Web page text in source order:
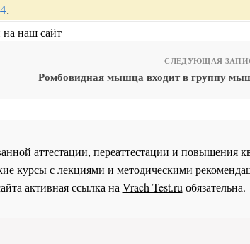
.
на наш сайт
СЛЕДУЮЩАЯ
Ромбовидная мышца входит в группу
аттестации, переаттестации и повышения
курсы с лекциями и методическими
активная ссылка наVrach-Test.ruобязательна.